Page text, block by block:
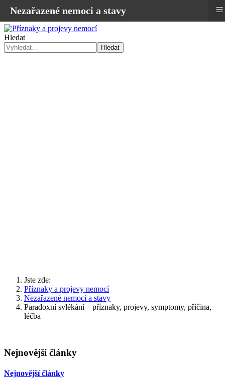
Hledat
Hledat
Jste zde:
Příznaky a projevy nemocí
Nezařazené nemoci a stavy
Paradoxní svlékání – příznaky, projevy, symptomy, příčina,
léčba
Nejnovější články
Nejnovější články
Nezařazené nemoci a stavy ≡